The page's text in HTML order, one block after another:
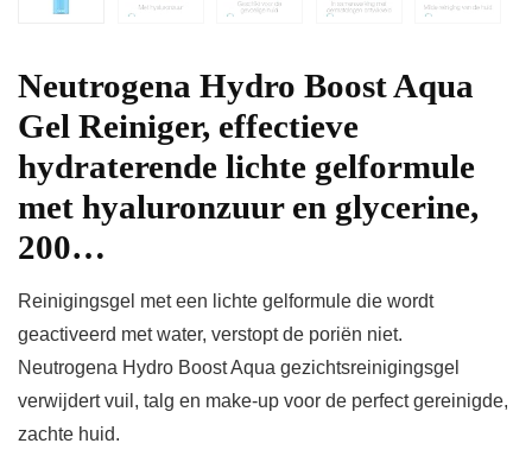
Neutrogena Hydro Boost Aqua
Gel Reiniger, effectieve
hydraterende lichte gelformule
met hyaluronzuur en glycerine,
200…
Reinigingsgel met een lichte gelformule die wordt
geactiveerd met water, verstopt de poriën niet.
Neutrogena Hydro Boost Aqua gezichtsreinigingsgel
verwijdert vuil, talg en make-up voor de perfect gereinigde,
zachte huid.